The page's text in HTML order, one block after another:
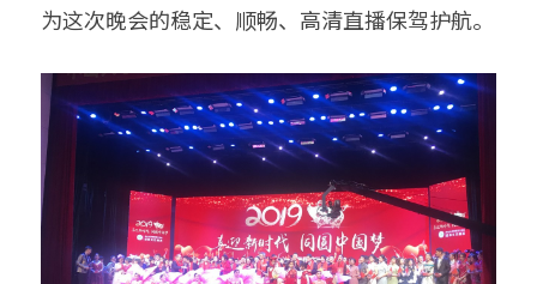
为这次晚会的稳定、顺畅、高清直播保驾护航。